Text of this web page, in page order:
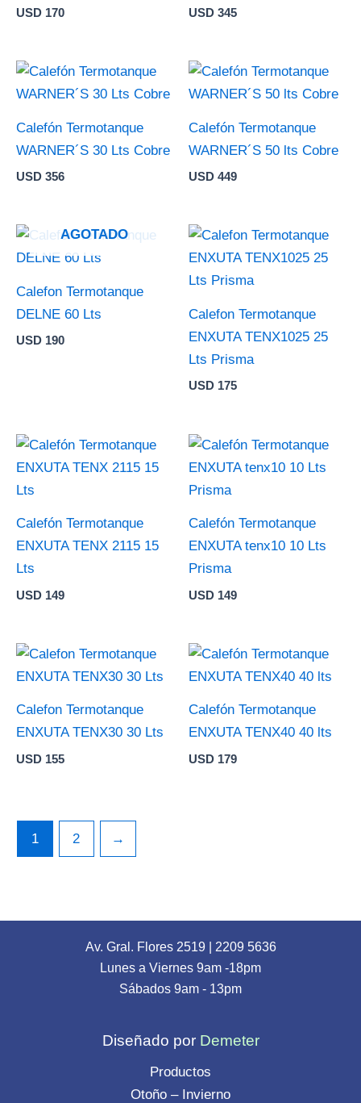
USD 170 USD 345
Calefón Termotanque
WARNER´S 30 Lts Cobre
USD 356
Calefón Termotanque
WARNER´S 50 lts Cobre
USD 449
AGOTADO
Calefon Termotanque
DELNE 60 Lts
USD 190
Calefon Termotanque
ENXUTA TENX1025 25
Lts Prisma
USD 175
Calefón Termotanque
ENXUTA TENX 2115 15
Lts
USD 149
Calefón Termotanque
ENXUTA tenx10 10 Lts
Prisma
USD 149
Calefon Termotanque
ENXUTA TENX30 30 Lts
USD 155
Calefón Termotanque
ENXUTA TENX40 40 lts
USD 179
1 2 →
Av. Gral. Flores 2519| 2209 5636
Lunes a Viernes 9am -18pm
Sábados 9am - 13pm
Diseñado por Demeter
Productos
Otoño – Invierno